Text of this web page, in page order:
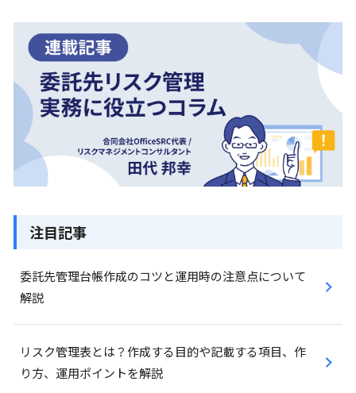
注目記事
委託先管理台帳作成のコツと運用時の注意点について
解説
リスク管理表とは？作成する目的や記載する項目、作
り方、運用ポイントを解説